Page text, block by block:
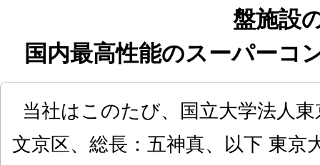
盤施設
国内最高性能のスーパーコ
当社はこのたび、国立大学法人
文京区、総長：五神真、以下 東京